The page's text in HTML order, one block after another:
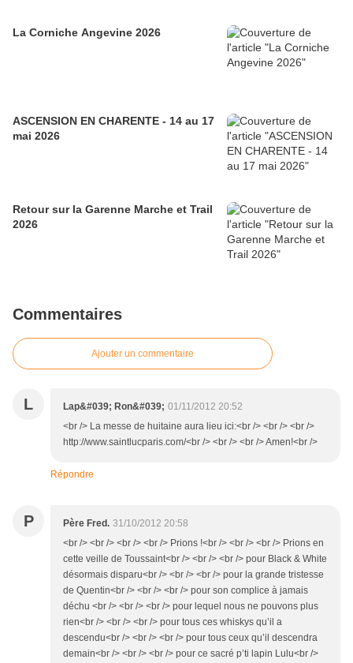
La Corniche Angevine 2026
ASCENSION EN CHARENTE - 14 au 17
mai 2026
Retour sur la Garenne Marche et Trail
2026
Commentaires
Ajouter un commentaire
L Lap&#039; Ron&#039; 01/11/2012 20:52
<br /> La messe de huitaine aura lieu ici:<br /> <br /> <br />
http://www.saintlucparis.com/<br /> <br /> <br /> Amen!<br />
Répondre
P Père Fred. 31/10/2012 20:58
<br /> <br /> <br /> <br /> Prions !<br /> <br /> <br /> Prions en
cette veille de Toussaint<br /> <br /> <br /> pour Black & White
désormais disparu<br /> <br /> <br /> pour la grande tristesse
de Quentin<br /> <br /> <br /> pour son complice à jamais
déchu <br /> <br /> <br /> pour lequel nous ne pouvons plus
rien<br /> <br /> <br /> pour tous ces whiskys qu’il a
descendu<br /> <br /> <br /> pour tous ceux qu’il descendra
demain<br /> <br /> <br /> pour ce sacré p’ti lapin Lulu<br />